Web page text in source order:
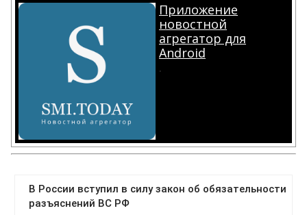
Приложение
новостной
агрегатор для
Android
.